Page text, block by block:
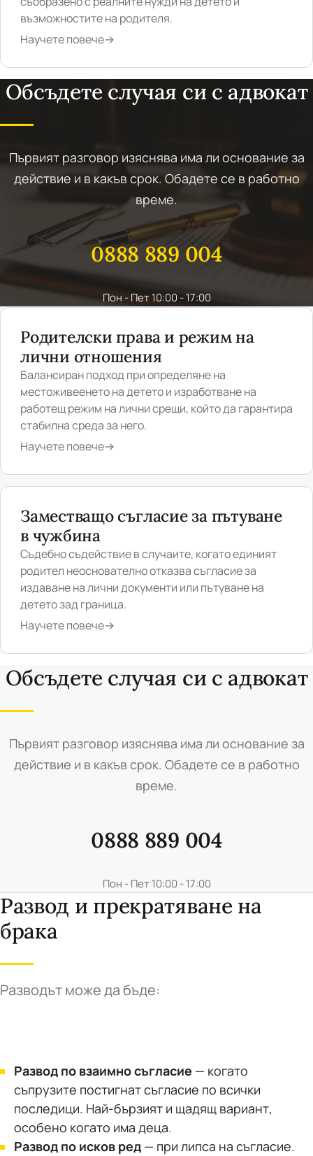
възможностите на родителя.
Научете повече→
Обсъдете случая си с адвокат
Първият разговор изяснява има ли основание за
действие и в какъв срок. Обадете се в работно
време.
0888 889 004
Пон - Пет 10:00 - 17:00
Родителски права и режим на
лични отношения
Балансиран подход при определяне на
местоживеенето на детето и изработване на
работещ режим на лични срещи, който да гарантира
стабилна среда за него.
Научете повече→
Заместващо съгласие за пътуване
в чужбина
Съдебно съдействие в случаите, когато единият
родител неоснователно отказва съгласие за
издаване на лични документи или пътуване на
детето зад граница.
Научете повече→
Обсъдете случая си с адвокат
Първият разговор изяснява има ли основание за
действие и в какъв срок. Обадете се в работно
време.
0888 889 004
Пон - Пет 10:00 - 17:00
Развод и прекратяване на
брака
Разводът може да бъде:
Развод по взаимно съгласие — когато
съпрузите постигнат съгласие по всички
последици. Най-бързият и щадящ вариант,
особено когато има деца.
Развод по исков ред — при липса на съгласие.